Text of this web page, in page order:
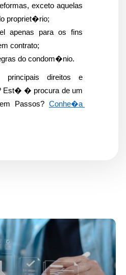
exceto aquelas
propriet�rio;
apenas para os fins
contrato;
do condom�nio.
principais direitos e
Est� � procura de um
Passos? Conhe�a